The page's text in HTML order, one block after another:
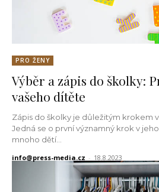
PRO ŽENY
Výběr a zápis do školky:
vašeho dítěte
Zápis do školky je důležitým krokem
Jedná se o první významný krok v
mnoho dětí...
info@press-media.cz - 18.8.2023